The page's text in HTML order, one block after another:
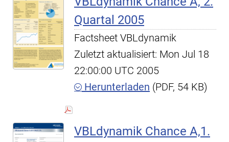
Quartal 2005
Factsheet VBLdynamik
Zuletzt aktualisiert: Mon Jul 18
22:00:00 UTC 2005
Herunterladen (PDF, 54 KB)
VBLdynamik Chance A,1.